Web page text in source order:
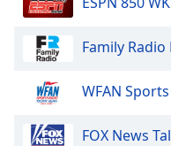
Edge
Family
Family
WFAN
FOX News